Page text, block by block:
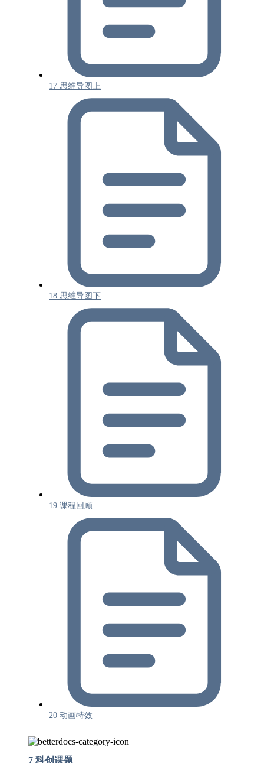
17 思维导图上
18 思维导图下
19 课程回顾
20 动画特效
7 科创课题